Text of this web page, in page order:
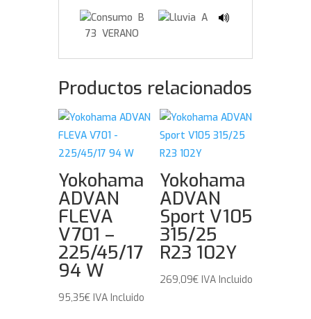
B
A
73 VERANO
Productos relacionados
Yokohama
ADVAN
FLEVA
V701 –
225/45/17
94 W
95,35€ IVA Incluido
Yokohama
ADVAN
Sport V105
315/25
R23 102Y
269,09€ IVA Incluido